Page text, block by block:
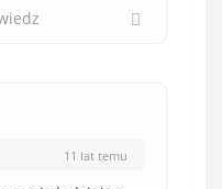
11 lat temu